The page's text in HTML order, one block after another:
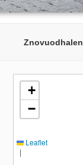
+
−
Leaflet
|